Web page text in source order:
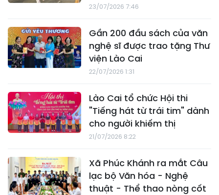
23/07/2026 7:46
Gần 200 đầu sách của văn
nghệ sĩ được trao tặng Thư
viện Lào Cai
22/07/2026 1:31
Lào Cai tổ chức Hội thi
"Tiếng hát từ trái tim" dành
cho người khiếm thị
21/07/2026 8:22
Xã Phúc Khánh ra mắt Câu
lạc bộ Văn hóa - Nghệ
thuật - Thể thao nòng cốt